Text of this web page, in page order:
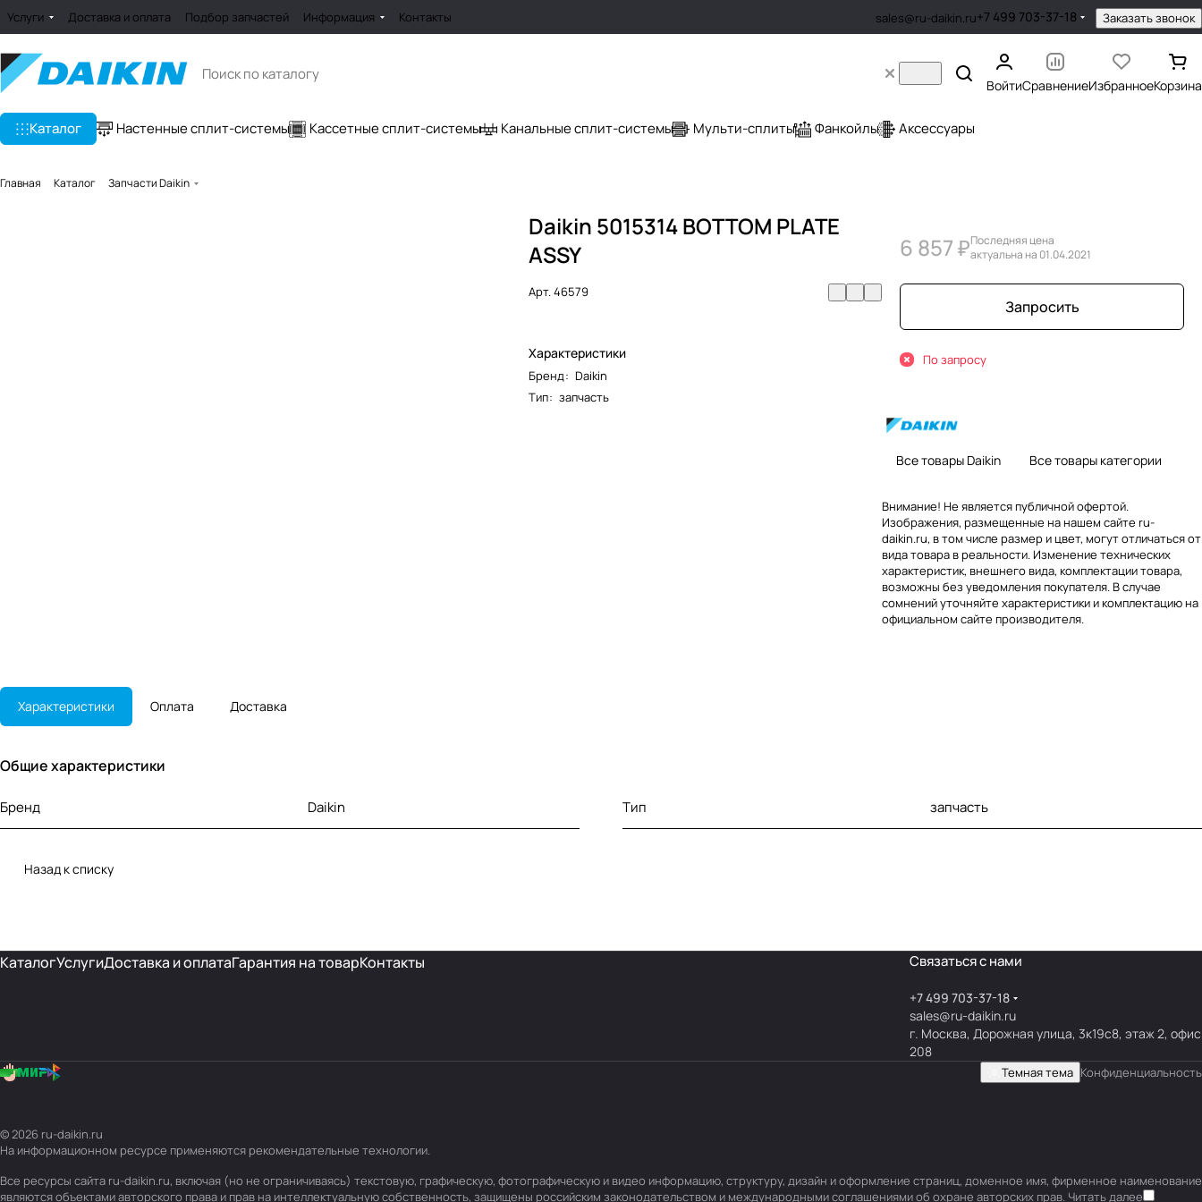
Услуги Доставка и оплата Подбор запчастей Информация Контакты sales@ru-daikin.ru+7 499 703-37-18 Заказать звонок
ВойтиСравнениеИзбранноеКорзина
Каталог Настенные сплит-системы Кассетные сплит-системы Канальные сплит-системы Мульти-сплиты Фанкойлы Аксессуары
Главная Каталог Запчасти Daikin
Daikin 5015314 BOTTOM PLATE
ASSY
Арт.46579
Характеристики
Бренд: Daikin
Тип: запчасть
6 857 ₽Последняя цена
актуальна на 01.04.2021
Запросить
По запросу
Все товары Daikin Все товары категории
Внимание! Не является публичной офертой.
Изображения, размещенные на нашем сайте ru-
daikin.ru, в том числе размер и цвет, могут отличаться от
вида товара в реальности. Изменение технических
характеристик, внешнего вида, комплектации товара,
возможны без уведомления покупателя. В случае
сомнений уточняйте характеристики и комплектацию на
официальном сайте производителя.
Характеристики Оплата Доставка
Общие характеристики
Бренд Daikin Тип запчасть
Назад к списку
КаталогУслугиДоставка и оплатаГарантия на товарКонтакты Связаться с нами
+7 499 703-37-18
sales@ru-daikin.ru
г. Москва, Дорожная улица, 3к19с8, этаж 2, офис
208
Темная тема Конфиденциальность
© 2026 ru-daikin.ru
На информационном ресурсе применяются рекомендательные технологии.
Все ресурсы сайта ru-daikin.ru, включая (но не ограничиваясь) текстовую, графическую, фотографическую и видео информацию, структуру, дизайн и оформление страниц, доменное имя, фирменное наименование
являются объектами авторского права и прав на интеллектуальную собственность, защищены российским законодательством и международными соглашениями об охране авторских прав. Читать далее